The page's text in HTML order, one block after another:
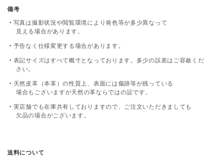
備考
写真は撮影状況や閲覧環境により発色等が多少異なって
見える場合があります。
予告なく仕様変更する場合があります。
表記サイズはすべて概寸となっております。多少の誤差はご容赦くだ
さい。
天然皮革（本革）の性質上、表面には傷跡等が残っている
場合もございますが天然の革ならではの証です。
実店舗でも在庫共有しておりますので、ご注文いただきましても
欠品の場合がございます。
送料について